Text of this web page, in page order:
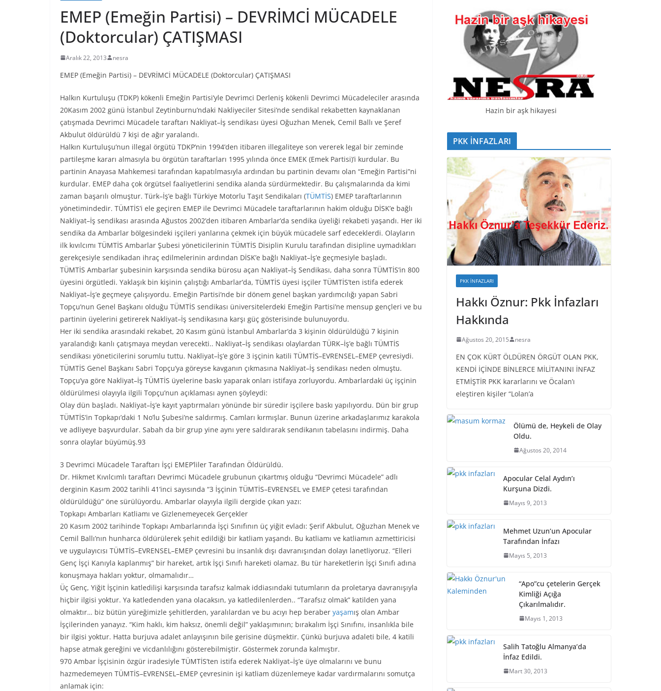
EMEP (Emeğin Partisi) – DEVRİMCİ MÜCADELE
(Doktorcular) ÇATIŞMASI
Aralık 22, 2013 nesra
EMEP (Emeğin Partisi) – DEVRİMCİ MÜCADELE (Doktorcular) ÇATIŞMASI
Halkın Kurtuluşu (TDKP) kökenli Emeğin Partisi’yle Devrimci Derleniş kökenli Devrimci Mücadeleciler arasında
20Kasım 2002 günü İstanbul Zeytinburnu’ndaki Nakliyeciler Sitesi’nde sendikal rekabetten kaynaklanan
çatışmada Devrimci Mücadele taraftarı Nakliyat–İş sendikası üyesi Oğuzhan Menek, Cemil Ballı ve Şeref
Akbulut öldürüldü 7 kişi de ağır yaralandı.
Halkın Kurtuluşu’nun illegal örgütü TDKP’nin 1994’den itibaren illegaliteye son vererek legal bir zeminde
partileşme kararı almasıyla bu örgütün taraftarları 1995 yılında önce EMEK (Emek Partisi)’i kurdular. Bu
partinin Anayasa Mahkemesi tarafından kapatılmasıyla ardından bu partinin devamı olan “Emeğin Partisi”ni
kurdular. EMEP daha çok örgütsel faaliyetlerini sendika alanda sürdürmektedir. Bu çalışmalarında da kimi
zaman başarılı olmuştur. Türk–İş’e bağlı Türkiye Motorlu Taşıt Sendikaları (TÜMTİS) EMEP taraftarlarının
yönetimindedir. TÜMTİS’i ele geçiren EMEP ile Devrimci Mücadele taraftarlarının hakim olduğu DİSK’e bağlı
Nakliyat–İş sendikası arasında Ağustos 2002’den itibaren Ambarlar’da sendika üyeliği rekabeti yaşandı. Her iki
sendika da Ambarlar bölgesindeki işçileri yanlarına çekmek için büyük mücadele sarf edeceklerdi. Olayların
ilk kıvılcımı TÜMTİS Ambarlar Şubesi yöneticilerinin TÜMTİS Disiplin Kurulu tarafından disipline uymadıkları
gerekçesiyle sendikadan ihraç edilmelerinin ardından DİSK’e bağlı Nakliyat–İş’e geçmesiyle başladı.
TÜMTİS Ambarlar şubesinin karşısında sendika bürosu açan Nakliyat–İş Sendikası, daha sonra TÜMTİS’in 800
üyesini örgütledi. Yaklaşık bin kişinin çalıştığı Ambarlar’da, TÜMTİS üyesi işçiler TÜMTİS’ten istifa ederek
Nakliyat–İş’e geçmeye çalışıyordu. Emeğin Partisi’nde bir dönem genel başkan yardımcılığı yapan Sabri
Topçu’nun Genel Başkanı olduğu TÜMTİS sendikası üniversitelerdeki Emeğin Partisi’ne mensup gençleri ve bu
partinin üyelerini getirerek Nakliyat–İş sendikasına karşı güç gösterisinde bulunuyordu.
Her iki sendika arasındaki rekabet, 20 Kasım günü İstanbul Ambarlar’da 3 kişinin öldürüldüğü 7 kişinin
yaralandığı kanlı çatışmaya meydan verecekti.. Nakliyat–İş sendikası olaylardan TÜRK–İş’e bağlı TÜMTİS
sendikası yöneticilerini sorumlu tuttu. Nakliyat–İş’e göre 3 işçinin katili TÜMTİS–EVRENSEL–EMEP çevresiydi.
TÜMTİS Genel Başkanı Sabri Topçu’ya göreyse kavganın çıkmasına Nakliyat–İş sendikası neden olmuştu.
Topçu’ya göre Nakliyat–İş TÜMTİS üyelerine baskı yaparak onları istifaya zorluyordu. Ambarlardaki üç işçinin
öldürülmesi olayıyla ilgili Topçu’nun açıklaması aynen şöyleydi:
Olay dün başladı. Nakliyat–İş’e kayıt yaptırmaları yönünde bir süredir işçilere baskı yapılıyordu. Dün bir grup
TÜMTİS’in Topkapı’daki 1 No’lu Şubesi’ne saldırmış. Camları kırmışlar. Bunun üzerine arkadaşlarımız karakola
ve adliyeye başvurdular. Sabah da bir grup yine aynı yere saldırarak sendikanın tabelasını indirmiş. Daha
sonra olaylar büyümüş.93
3 Devrimci Mücadele Taraftarı İşçi EMEP’liler Tarafından Öldürüldü.
Dr. Hikmet Kıvılcımlı taraftarı Devrimci Mücadele grubunun çıkartmış olduğu “Devrimci Mücadele” adlı
derginin Kasım 2002 tarihli 41’inci sayısında “3 İşçinin TÜMTİS–EVRENSEL ve EMEP çetesi tarafından
öldürüldüğü” öne sürülüyordu. Ambarlar olayıyla ilgili dergide çıkan yazı:
Topkapı Ambarları Katliamı ve Gizlenemeyecek Gerçekler
20 Kasım 2002 tarihinde Topkapı Ambarlarında İşçi Sınıfının üç yiğit evladı: Şerif Akbulut, Oğuzhan Menek ve
Cemil Ballı’nın hunharca öldürülerek şehit edildiği bir katliam yaşandı. Bu katliamı ve katliamın azmettiricisi
ve uygulayıcısı TÜMTİS–EVRENSEL–EMEP çevresini bu insanlık dışı davranışından dolayı lanetliyoruz. “Elleri
Genç İşçi Kanıyla kaplanmış” bir hareket, artık İşçi Sınıfı hareketi olamaz. Bu tür hareketlerin İşçi Sınıfı adına
konuşmaya hakları yoktur, olmamalıdır…
Üç Genç, Yiğit İşçinin katledilişi karşısında tarafsız kalmak iddiasındaki tutumların da proletarya davranışıyla
hiçbir ilgisi yoktur. Ya katledenden yana olacaksın, ya katledilenlerden.. “Tarafsız olmak” katilden yana
olmaktır… biz bütün yüreğimizle şehitlerden, yaralılardan ve bu acıyı hep beraber yaşamış olan Ambar
İşçilerinden yanayız. “Kim haklı, kim haksız, önemli değil” yaklaşımının; bırakalım İşçi Sınıfını, insanlıkla bile
bir ilgisi yoktur. Hatta burjuva adalet anlayışının bile gerisine düşmektir. Çünkü burjuva adaleti bile, 4 katili
hapse atmak gereğini ve vicdanlılığını gösterebilmiştir. Göstermek zorunda kalmıştır.
970 Ambar İşçisinin özgür iradesiyle TÜMTİS’ten istifa ederek Nakliyat–İş’e üye olmalarını ve bunu
hazmedemeyen TÜMTİS–EVRENSEL–EMEP çevresinin işi katliam düzenlemeye kadar vardırmalarını somutça
anlamak için:
Hazin bir aşk hikayesi
PKK İNFAZLARI
PKK İNFAZLARI
Hakkı Öznur: Pkk İnfazları
Hakkında
Ağustos 20, 2015 nesra
EN ÇOK KÜRT ÖLDÜREN ÖRGÜT OLAN PKK,
KENDİ İÇİNDE BİNLERCE MİLİTANINI İNFAZ
ETMİŞTİR PKK kararlarını ve Öcalan’ı
eleştiren kişiler “Lolan’a
Ölümü de, Heykeli de Olay
Oldu.
Ağustos 20, 2014
Apocular Celal Aydın’ı
Kurşuna Dizdi.
Mayıs 9, 2013
Mehmet Uzun’un Apocular
Tarafından İnfazı
Mayıs 5, 2013
“Apo”cu çetelerin Gerçek
Kimliği Açığa
Çıkarılmalıdır.
Mayıs 1, 2013
Salih Tatoğlu Almanya’da
İnfaz Edildi.
Mart 30, 2013